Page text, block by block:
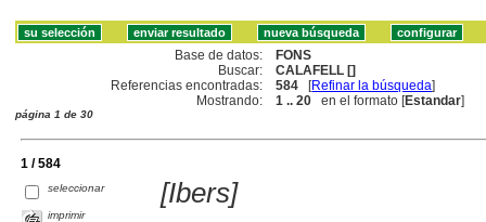
Base de datos:
FONS
Buscar:
CALAFELL []
Referencias encontradas:
584 [Refinar la búsqueda]
Mostrando:
1 .. 20 en el formato [Estandar]
página 1 de 30
1 / 584
seleccionar
imprimir
[Ibers]